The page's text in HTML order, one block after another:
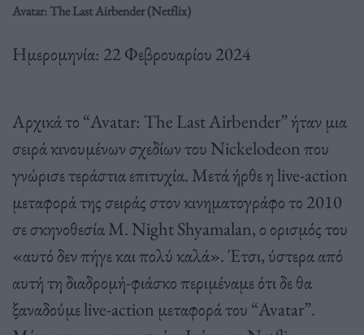
Avatar: The Last Airbender (Netflix)
Ημερομηνία: 22 Φεβρουαρίου 2024
Αρχικά το “Avatar: The Last Airbender” ήταν μια
σειρά κινουμένων σχεδίων του Nickelodeon που
γνώρισε τεράστια επιτυχία. Μετά ήρθε η live-action
μεταφορά της σειράς στον κινηματογράφο το 2010
σε σκηνοθεσία M. Night Shyamalan, ο ορισμός του
«αυτό δεν πήγε και πολύ καλά». Έτσι, ύστερα από
αυτή τη διαδρομή-φιάσκο περιμέναμε ότι δε θα
ξαναδούμε live-action μεταφορά του “Avatar”.